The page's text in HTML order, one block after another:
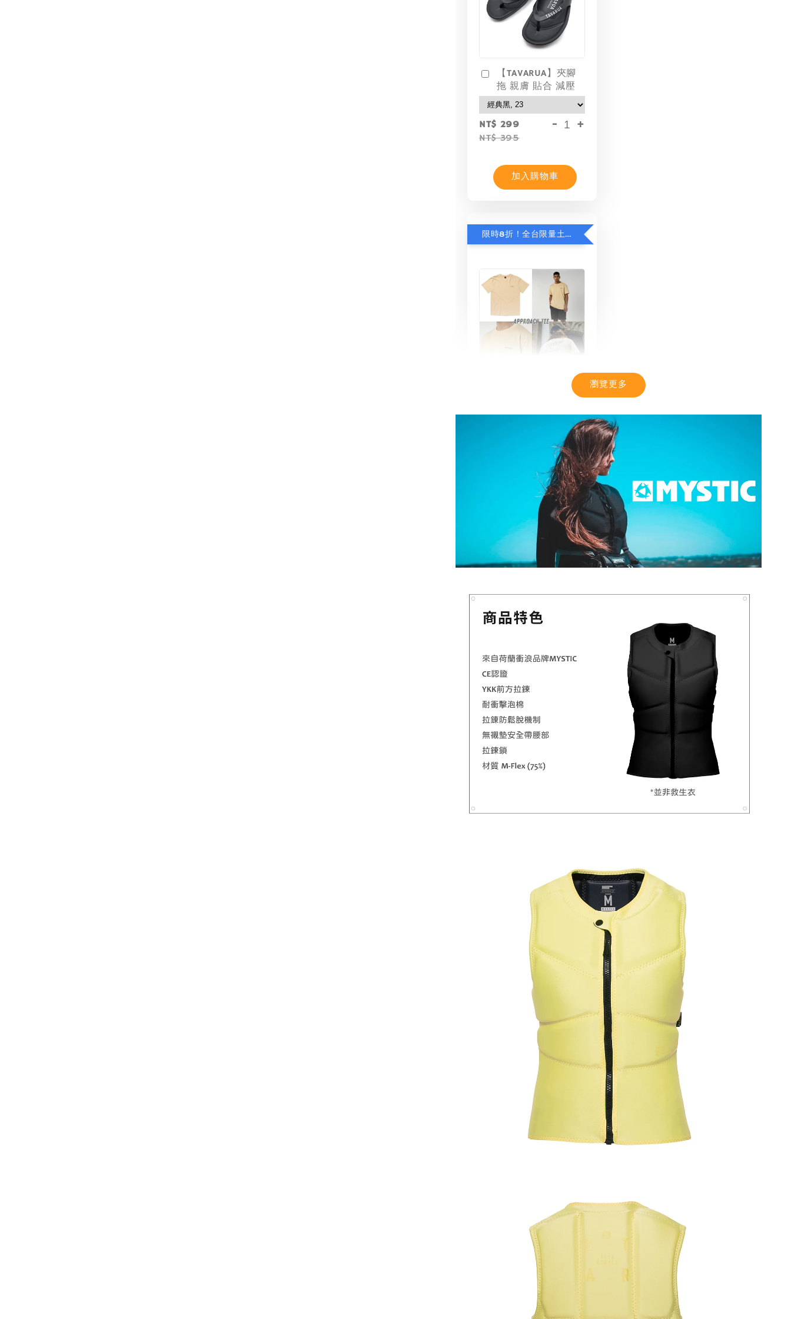
【TAVARUA】夾腳
拖 親膚 貼合 減壓
NT$ 299
NT$ 395
- +
加入購物車
限時8折！全台限量土耳其棉T
【MYSTIC】潮流T恤
- +
加入購物車
瀏覽更多